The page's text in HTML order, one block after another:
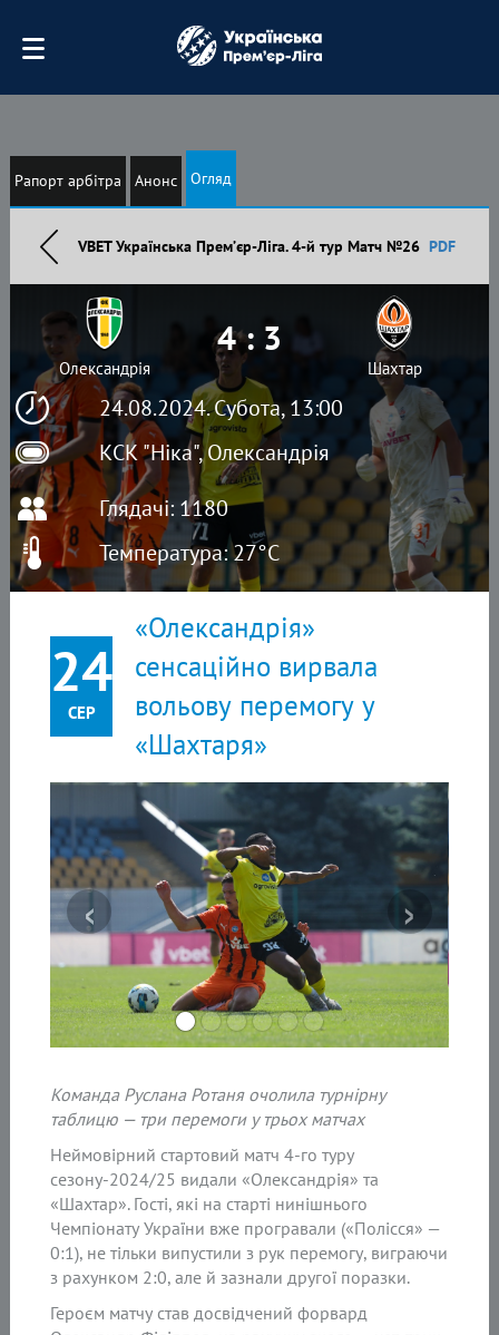
Рапорт арбітра Анонс Огляд
VBET Українська Премʼєр-Ліга. 4-й тур Матч №26 PDF
24.08.2024. Субота, 13:00
КСК "Ніка", Олександрія
Олександрія
4 : 3
Шахтар
Глядачі: 1180
Температура: 27°C
24
СЕР
«Олександрія»
сенсаційно вирвала
вольову перемогу у
«Шахтаря»
‹ ›
Команда Руслана Ротаня очолила турнірну
таблицю — три перемоги у трьох матчах
Неймовірний стартовий матч 4-го туру
сезону-2024/25 видали «Олександрія» та
«Шахтар». Гості, які на старті нинішнього
Чемпіонату України вже програвали («Полісся» —
0:1), не тільки випустили з рук перемогу, виграючи
з рахунком 2:0, але й зазнали другої поразки.
Героєм матчу став досвідчений форвард